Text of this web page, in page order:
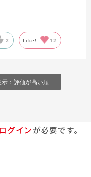
2 Like! 12
示：評価が高い順
ログインが必要です。